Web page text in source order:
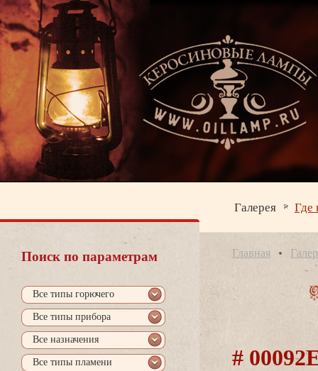
Галерея Где
Поиск по параметрам
се типы горючего
се типы прибора
се назначения
се типы пламени
Главная
#